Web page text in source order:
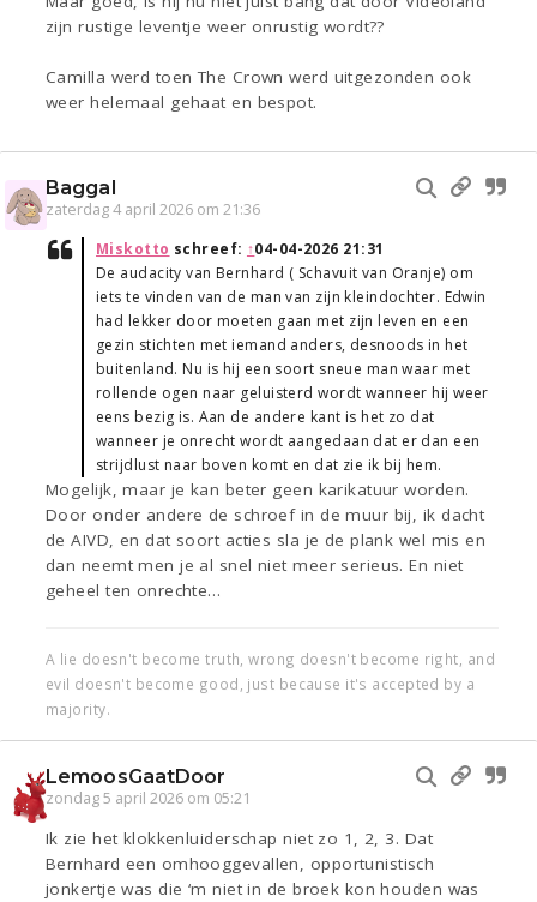
zijn rustige leventje weer onrustig wordt??
Camilla werd toen The Crown werd uitgezonden ook
weer helemaal gehaat en bespot.
Baggal
zaterdag 4 april 2026 om 21:36
Miskotto schreef: ↑04-04-2026 21:31
De audacity van Bernhard ( Schavuit van Oranje) om
iets te vinden van de man van zijn kleindochter. Edwin
had lekker door moeten gaan met zijn leven en een
gezin stichten met iemand anders, desnoods in het
buitenland. Nu is hij een soort sneue man waar met
rollende ogen naar geluisterd wordt wanneer hij weer
eens bezig is. Aan de andere kant is het zo dat
wanneer je onrecht wordt aangedaan dat er dan een
strijdlust naar boven komt en dat zie ik bij hem.
Mogelijk, maar je kan beter geen karikatuur worden.
Door onder andere de schroef in de muur bij, ik dacht
de AIVD, en dat soort acties sla je de plank wel mis en
dan neemt men je al snel niet meer serieus. En niet
geheel ten onrechte…
A lie doesn't become truth, wrong doesn't become right, and
evil doesn't become good, just because it's accepted by a
majority.
LemoosGaatDoor
zondag 5 april 2026 om 05:21
Ik zie het klokkenluiderschap niet zo 1, 2, 3. Dat
Bernhard een omhooggevallen, opportunistisch
jonkertje was die ‘m niet in de broek kon houden was